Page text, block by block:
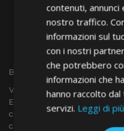
Benvenuto a VTVAUTO
VTVAUTO è rivenditore e
Europa, di accessori per
copricerchi, deflettori,
coperchi cromati, rollbars
contenuti, annunci
nostro traffico.
informazioni sul
con i nostri
che potrebbero
informazioni che
hanno raccolto
servizi. Leggi di più